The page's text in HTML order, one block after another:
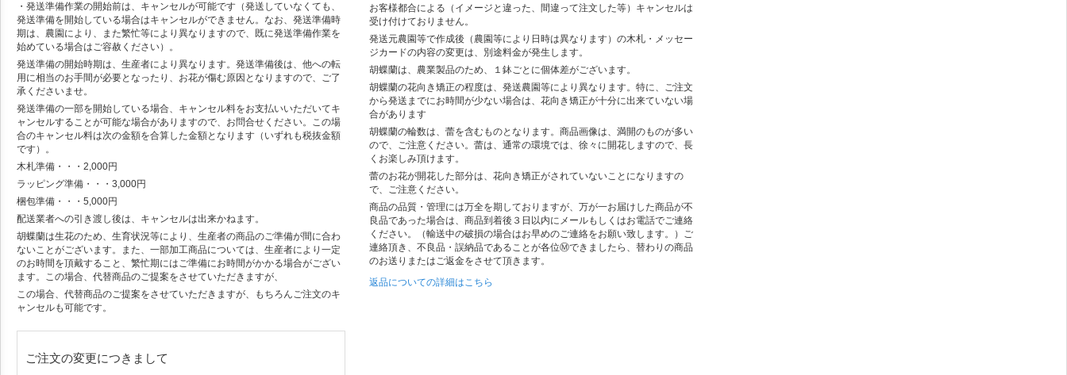
・発送準備作業の開始前は、キャンセルが可能です（発送していなくても、
発送準備を開始している場合はキャンセルができません。なお、発送準備時
期は、農園により、また繁忙等により異なりますので、既に発送準備作業を
始めている場合はご容赦ください）。
発送準備の開始時期は、生産者により異なります。発送準備後は、他への転
用に相当のお手間が必要となったり、お花が傷む原因となりますので、ご了
承くださいませ。
発送準備の一部を開始している場合、キャンセル料をお支払いいただいてキ
ャンセルすることが可能な場合がありますので、お問合せください。この場
合のキャンセル料は次の金額を合算した金額となります（いずれも税抜金額
です）。
木札準備・・・2,000円
ラッピング準備・・・3,000円
梱包準備・・・5,000円
配送業者への引き渡し後は、キャンセルは出来かねます。
胡蝶蘭は生花のため、生育状況等により、生産者の商品のご準備が間に合わ
ないことがございます。また、一部加工商品については、生産者により一定
のお時間を頂戴すること、繁忙期にはご準備にお時間がかかる場合がござい
ます。この場合、代替商品のご提案をさせていただきますが、
この場合、代替商品のご提案をさせていただきますが、もちろんご注文のキ
ャンセルも可能です。
ご注文の変更につきまして
お客様都合による（イメージと違った、間違って注文した等）キャンセルは
受け付けておりません。
発送元農園等で作成後（農園等により日時は異なります）の木札・メッセー
ジカードの内容の変更は、別途料金が発生します。
胡蝶蘭は、農業製品のため、１鉢ごとに個体差がございます。
胡蝶蘭の花向き矯正の程度は、発送農園等により異なります。特に、ご注文
から発送までにお時間が少ない場合は、花向き矯正が十分に出来ていない場
合があります
胡蝶蘭の輪数は、蕾を含むものとなります。商品画像は、満開のものが多い
ので、ご注意ください。蕾は、通常の環境では、徐々に開花しますので、長
くお楽しみ頂けます。
蕾のお花が開花した部分は、花向き矯正がされていないことになりますの
で、ご注意ください。
商品の品質・管理には万全を期しておりますが、万が一お届けした商品が不
良品であった場合は、商品到着後３日以内にメールもしくはお電話でご連絡
ください。（輸送中の破損の場合はお早めのご連絡をお願い致します。）ご
連絡頂き、不良品・誤納品であることが各位Ⓜできましたら、替わりの商品
のお送りまたはご返金をさせて頂きます。
返品についての詳細はこちら